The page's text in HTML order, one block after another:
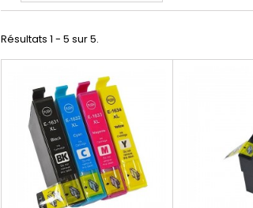
Résultats 1 - 5 sur 5.